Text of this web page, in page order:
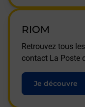
RIOM
Retrouvez tous
contact La Poste
Je découvre